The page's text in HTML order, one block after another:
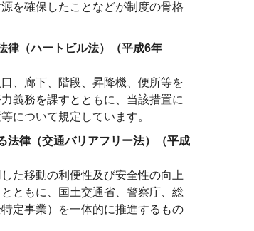
を確保したことなどが制度の骨格
律（ハートビル法）（平成6年
、廊下、階段、昇降機、便所等を
義務を課すとともに、当該措置に
について規定しています。
法律（交通バリアフリー法）（平成
た移動の利便性及び安全性の向上
ともに、国土交通省、警察庁、総
定事業）を一体的に推進するもの